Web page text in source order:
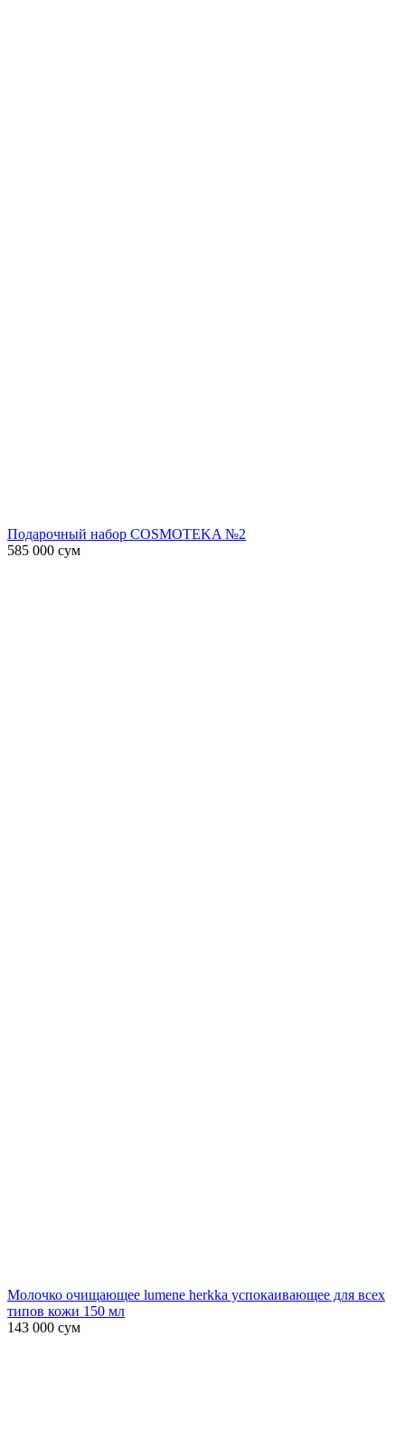
Подарочный набор COSMOTEKA №2
585 000 сум
Молочко очищающее lumene herkka успокаивающее для всех
типов кожи 150 мл
143 000 сум